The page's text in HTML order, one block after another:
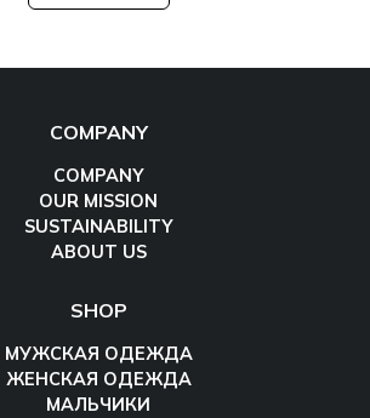
COMPANY
COMPANY
OUR MISSION
SUSTAINABILITY
ABOUT US
SHOP
МУЖСКАЯ ОДЕЖДА
ЖЕНСКАЯ ОДЕЖДА
МАЛЬЧИКИ